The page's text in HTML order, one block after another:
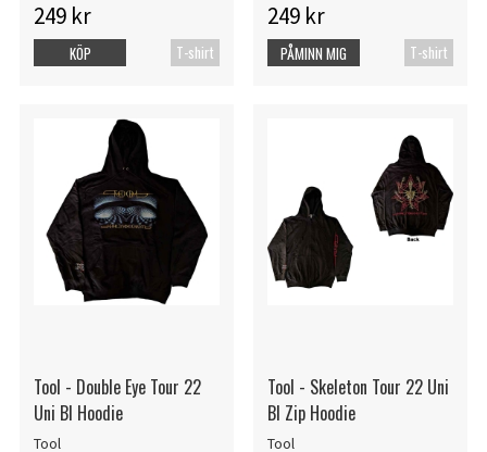
249 kr
T-shirt
KÖP
249 kr
T-shirt
PÅMINN MIG
Tool - Double Eye Tour 22
Uni Bl Hoodie
Tool
Tool - Skeleton Tour 22 Uni
Bl Zip Hoodie
Tool